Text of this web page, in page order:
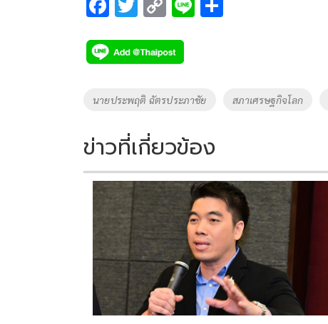
e
b
o
k
tt
er
p
y
Li
k
Tags
นายประพฤติ ฉัตรประภาชัย สภาเศรษฐกิจโลก
ข่าวที่เกี่ยวข้อง